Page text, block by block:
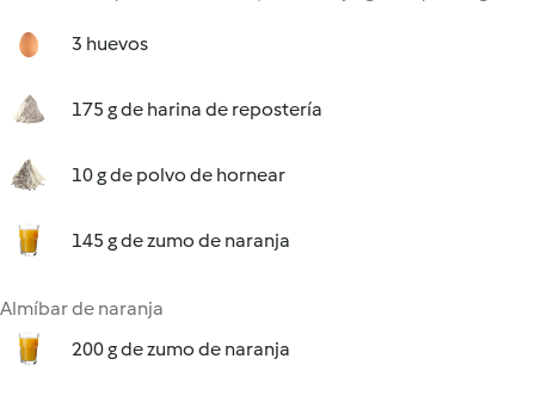
3 huevos
175 g de harina de repostería
10 g de polvo de hornear
145 g de zumo de naranja
Almíbar de naranja
200 g de zumo de naranja